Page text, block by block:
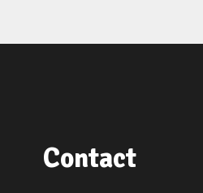
Contact